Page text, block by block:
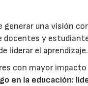
una visión
docentes y
liderar el aprendizaje.
con mayor impacto
en la educación: